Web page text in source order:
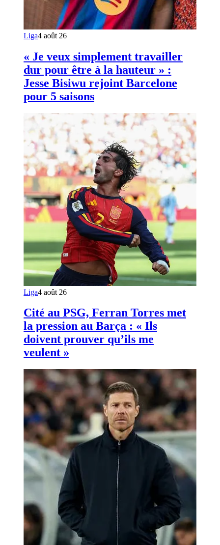
Liga4 août 26
« Je veux simplement travailler
dur pour être à la hauteur » :
Jesse Bisiwu rejoint Barcelone
pour 5 saisons
Liga4 août 26
Cité au PSG, Ferran Torres met
la pression au Barça : « Ils
doivent prouver qu’ils me
veulent »